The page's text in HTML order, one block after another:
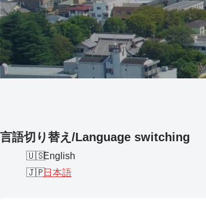
言語切り替え/Language switching
English
日本語